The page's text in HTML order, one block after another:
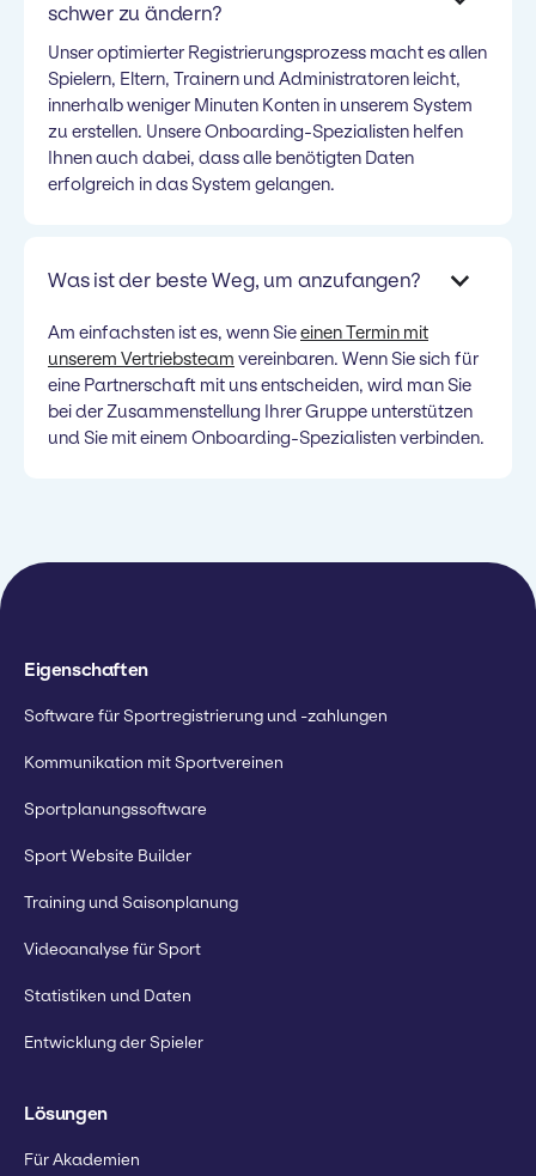
schwer zu ändern?
Unser optimierter Registrierungsprozess macht es allen
Spielern, Eltern, Trainern und Administratoren leicht,
innerhalb weniger Minuten Konten in unserem System
zu erstellen. Unsere Onboarding-Spezialisten helfen
Ihnen auch dabei, dass alle benötigten Daten
erfolgreich in das System gelangen.
Was ist der beste Weg, um anzufangen?
Am einfachsten ist es, wenn Sieeinen Termin mit
unserem Vertriebsteam vereinbaren. Wenn Sie sich für
eine Partnerschaft mit uns entscheiden, wird man Sie
bei der Zusammenstellung Ihrer Gruppe unterstützen
und Sie mit einem Onboarding-Spezialisten verbinden.
Eigenschaften
Software für Sportregistrierung und -zahlungen
Kommunikation mit Sportvereinen
Sportplanungssoftware
Sport Website Builder
Training und Saisonplanung
Videoanalyse für Sport
Statistiken und Daten
Entwicklung der Spieler
Lösungen
Für Akademien